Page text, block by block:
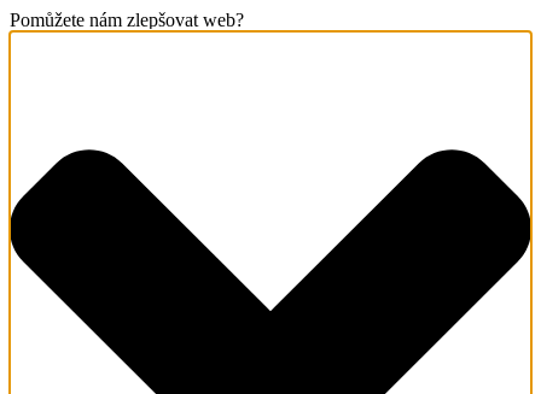
Pomůžete nám zlepšovat web?